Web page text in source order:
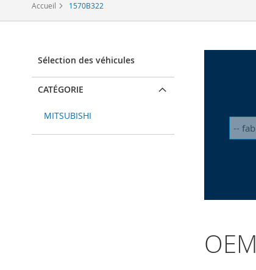
Accueil 1570B322
Sélection des véhicules
CATÉGORIE
MITSUBISHI